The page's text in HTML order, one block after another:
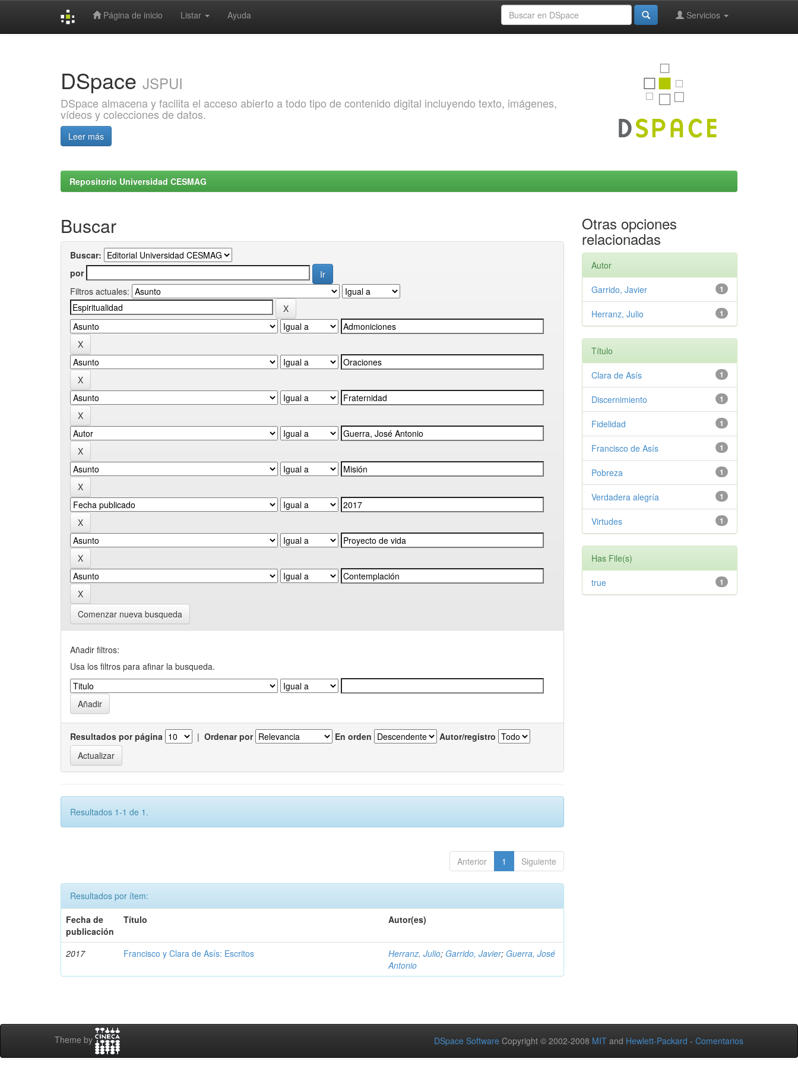
Página de inicio Listar Ayuda Servicios
DSpace JSPUI
DSpace almacena y facilita el acceso abierto a todo tipo de contenido digital incluyendo texto, imágenes,
vídeos y colecciones de datos.
Leer más
Repositorio Universidad CESMAG
Buscar
Buscar:
por
Filtros actuales:
Comenzar nueva busqueda
Añadir filtros:
Usa los filtros para afinar la busqueda.
Resultados por página | Ordenar por En orden Autor/registro
Resultados 1-1 de 1.
Anterior 1 Siguiente
Resultados por ítem:
Fecha de
publicación
Título Autor(es)
2017 Francisco y Clara de Asís: Escritos Herranz, Julio; Garrido, Javier; Guerra, José
Antonio
Otras opciones
relacionadas
Autor
1
Garrido, Javier
1
Herranz, Julio
Título
1
Clara de Asís
1
Discernimiento
1
Fidelidad
1
Francisco de Asís
1
Pobreza
1
Verdadera alegría
1
Virtudes
Has File(s)
1
true
Theme by DSpace Software Copyright © 2002-2008 MIT and Hewlett-Packard - Comentarios